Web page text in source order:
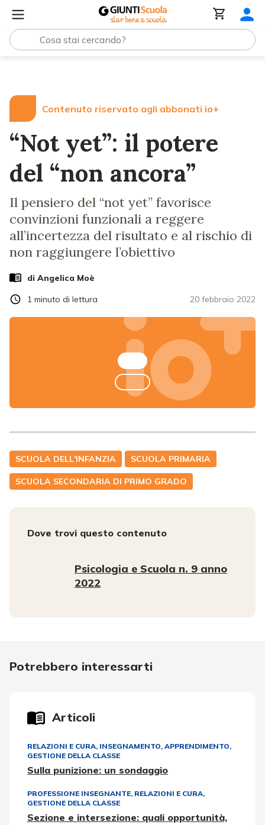
Contenuto riservato agli abbonati io+
“Not yet”: il potere
del “non ancora”
Il pensiero del “not yet” favorisce
convinzioni funzionali a reggere
all’incertezza del risultato e al rischio di
non raggiungere l’obiettivo
di Angelica Moè
20 febbraio 2022
1 minuto di lettura
SCUOLA DELL'INFANZIA SCUOLA PRIMARIA
SCUOLA SECONDARIA DI PRIMO GRADO
Dove trovi questo contenuto
Psicologia e Scuola n. 9 anno
2022
Potrebbero interessarti
Articoli
RELAZIONI E CURA, INSEGNAMENTO, APPRENDIMENTO,
GESTIONE DELLA CLASSE
Sulla punizione: un sondaggio
PROFESSIONE INSEGNANTE, RELAZIONI E CURA,
GESTIONE DELLA CLASSE
Sezione e intersezione: quali opportunità,